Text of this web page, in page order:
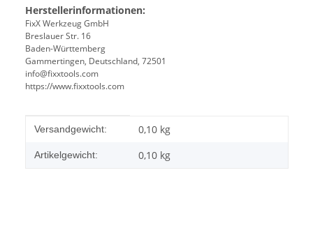
Herstellerinformationen:
FixX Werkzeug GmbH
Breslauer Str. 16
Baden-Württemberg
Gammertingen, Deutschland, 72501
info@fixxtools.com
https://www.fixxtools.com
Produkteigenschaft
Wert
Versandgewicht: 0,10 kg
Artikelgewicht: 0,10 kg